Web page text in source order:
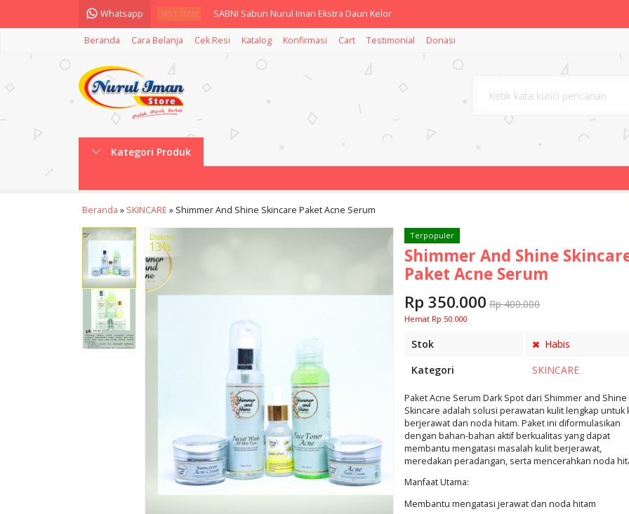
Whatsapp HOT ITEM SABNI Sabun Nurul Iman Ekstra Daun Kelor
Shimmer And Shine Night Cream Acne Skincare by Byl
QURBAN BERSAMA AL ASHRIYYAH NURUL IMAN
TOPI TERLARIS PRIA WANITA ASLI PRODUK NURUL IMAN
NICARE Hand Sanitizer Aloevera Antibacterial 1000
Shimmer And Shine Brightening with Toner Skincare
Beranda Cara Belanja Cek Resi Katalog Konfirmasi Cart Testimonial Donasi
Kategori Produk
Beranda » SKINCARE » Shimmer And Shine Skincare Paket Acne Serum
Diskon
13%
Terpopuler
Shimmer And Shine
Paket Acne Serum
Rp 350.000 Rp 400.000
Hemat Rp 50.000
Stok
Habis
Kategori
SKINCARE
Paket Acne Serum Dark Spot dari Shimmer and Shine
Skincare adalah solusi perawatan kulit lengkap untuk
berjerawat dan noda hitam. Paket ini diformulasikan
dengan bahan-bahan aktif berkualitas yang dapat
membantu mengatasi masalah kulit berjerawat,
meredakan peradangan, serta mencerahkan noda
Manfaat Utama:
Membantu mengatasi jerawat dan noda hitam